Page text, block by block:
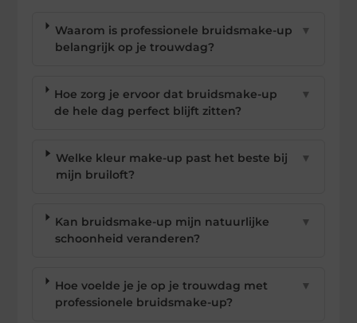
Waarom is professionele bruidsmake-up
belangrijk op je trouwdag?
▼
Hoe zorg je ervoor dat bruidsmake-up
de hele dag perfect blijft zitten?
▼
Welke kleur make-up past het beste bij
mijn bruiloft?
▼
Kan bruidsmake-up mijn natuurlijke
schoonheid veranderen?
▼
Hoe voelde je je op je trouwdag met
professionele bruidsmake-up?
▼